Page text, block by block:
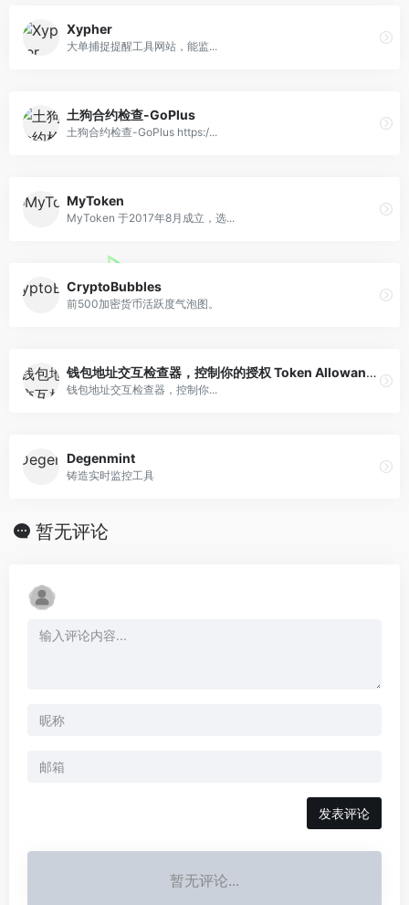
Xypher
大单捕捉提醒工具网站，能监...
土狗合约检查-GoPlus
土狗合约检查-GoPlus https:/...
MyToken
MyToken 于2017年8月成立，选...
CryptoBubbles
前500加密货币活跃度气泡图。
钱包地址交互检查器，控制你的授权 Token Allowance Checker
钱包地址交互检查器，控制你...
Degenmint
铸造实时监控工具
暂无评论
发表评论
暂无评论...